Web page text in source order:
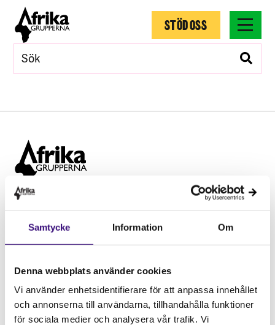
Samtycke Information Om
Denna webbplats använder cookies
Vi använder enhetsidentifierare för att anpassa innehållet
och annonserna till användarna, tillhandahålla funktioner
för sociala medier och analysera vår trafik. Vi
STÖD OSS
Hitta snabbt
STÖD OSS
Vårt arbete
Gåvoshop
Kontakta oss